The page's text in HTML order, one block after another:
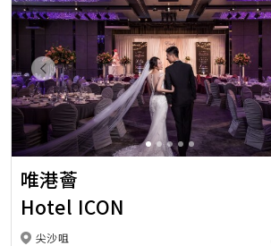
Previous
唯港薈
Hotel ICON
尖沙咀